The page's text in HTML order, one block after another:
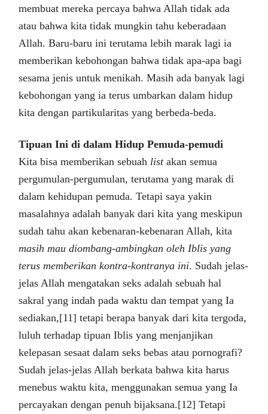
membuat mereka percaya bahwa Allah tidak ada
atau bahwa kita tidak mungkin tahu keberadaan
Allah. Baru-baru ini terutama lebih marak lagi ia
memberikan kebohongan bahwa tidak apa-apa bagi
sesama jenis untuk menikah. Masih ada banyak lagi
kebohongan yang ia terus umbarkan dalam hidup
kita dengan partikularitas yang berbeda-beda.
Tipuan Ini di dalam Hidup Pemuda-pemudi
Kita bisa memberikan sebuah listakan semua
pergumulan-pergumulan, terutama yang marak di
dalam kehidupan pemuda. Tetapi saya yakin
masalahnya adalah banyak dari kita yang meskipun
sudah tahu akan kebenaran-kebenaran Allah, kita
masih mau diombang-ambingkan oleh Iblis yang
terus memberikan kontra-kontranya ini. Sudah jelas-
jelas Allah mengatakan seks adalah sebuah hal
sakral yang indah pada waktu dan tempat yang Ia
sediakan,[11] tetapi berapa banyak dari kita tergoda,
luluh terhadap tipuan Iblis yang menjanjikan
kelepasan sesaat dalam seks bebas atau pornografi?
Sudah jelas-jelas Allah berkata bahwa kita harus
menebus waktu kita, menggunakan semua yang Ia
percayakan dengan penuh bijaksana.[12] Tetapi